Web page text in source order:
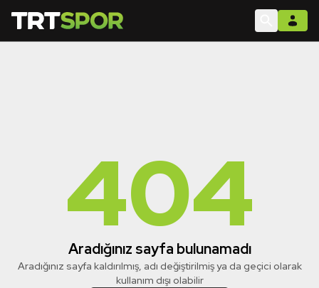
404
Aradığınız sayfa bulunamadı
Aradığınız sayfa kaldırılmış, adı değiştirilmiş ya da geçici olarak
kullanım dışı olabilir